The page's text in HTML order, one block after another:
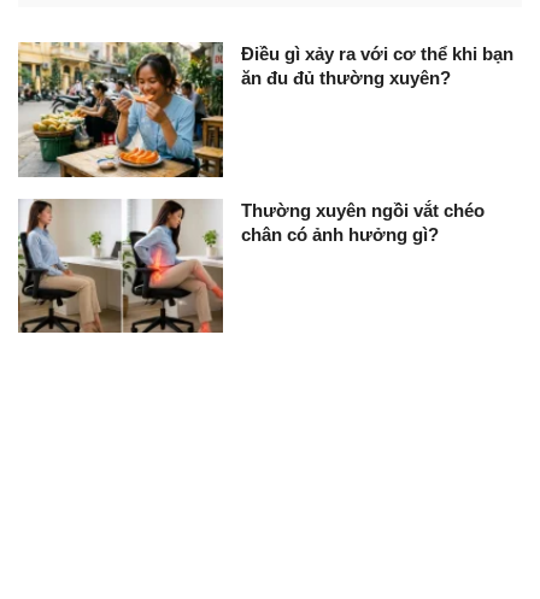
Điều gì xảy ra với cơ thể khi bạn
ăn đu đủ thường xuyên?
Thường xuyên ngồi vắt chéo
chân có ảnh hưởng gì?